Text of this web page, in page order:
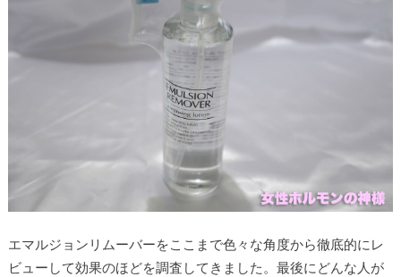
エマルジョンリムーバーをここまで色々な角度から徹底的にレ
ビューして効果のほどを調査してきました。最後にどんな人が